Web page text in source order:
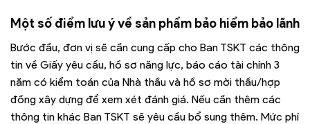
Một số điểm lưu ý về sản phẩm bảo hiểm bảo lãnh
Bước đầu, đơn vị sẽ cần cung cấp cho Ban TSKT các thông
tin về Giấy yêu cầu, hồ sơ năng lực, báo cáo tài chính 3
năm có kiểm toán của Nhà thầu và hồ sơ mời thầu/hợp
đồng xây dựng để xem xét đánh giá. Nếu cần thêm các
thông tin khác Ban TSKT sẽ yêu cầu bổ sung thêm. Mức phí